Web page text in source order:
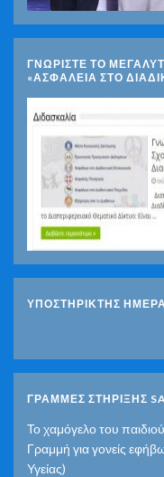
ΓΝΩΡΊΣΤΕ ΤΟ
«ΑΣΦΆΛΕΙΑ ΣΤΟ
ΥΠΟΣΤΗΡΙΚΤΗΣ
ΓΡΑΜΜΕΣ ΣΤΗΡΙΞΗΣ
Το χαμόγελο του
Γραμμή για γονείς
Υγείας)